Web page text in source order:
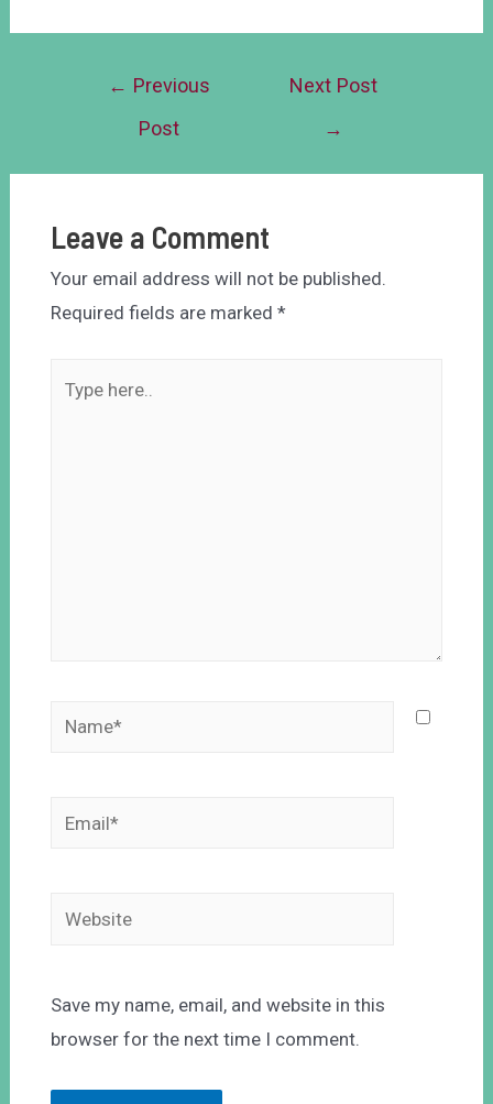
← Previous
Post
Next Post
→
Leave a Comment
Your email address will not be published.
Required fields are marked *
Save my name, email, and website in this
browser for the next time I comment.